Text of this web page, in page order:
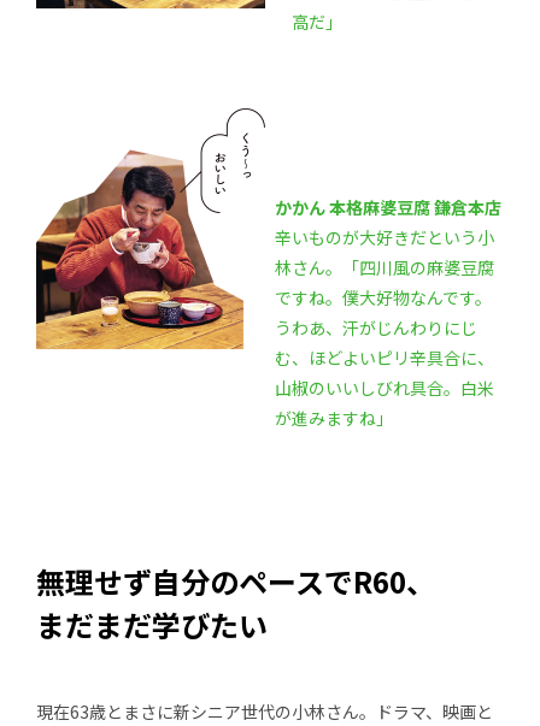
高だ」
かかん 本格麻婆豆腐 鎌倉本店
辛いものが大好きだという小
林さん。「四川風の麻婆豆腐
ですね。僕大好物なんです。
うわあ、汗がじんわりにじ
む、ほどよいピリ辛具合に、
山椒のいいしびれ具合。白米
が進みますね」
無理せず自分のペースでR60、
まだまだ学びたい
現在63歳とまさに新シニア世代の小林さん。ドラマ、映画と